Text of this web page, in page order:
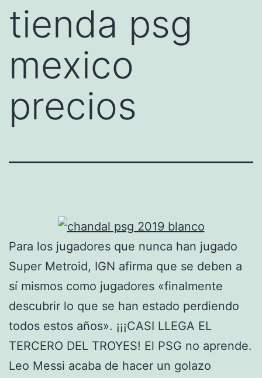
tienda psg
mexico
precios
Para los jugadores que nunca han jugado
Super Metroid, IGN afirma que se deben a
sí mismos como jugadores «finalmente
descubrir lo que se han estado perdiendo
todos estos años». ¡¡¡CASI LLEGA EL
TERCERO DEL TROYES! El PSG no aprende.
Leo Messi acaba de hacer un golazo